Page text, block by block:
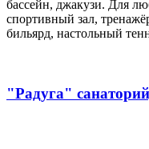
бассейн, джакузи. Для
спортивный зал,
бильярд, настольный
"Радуга"